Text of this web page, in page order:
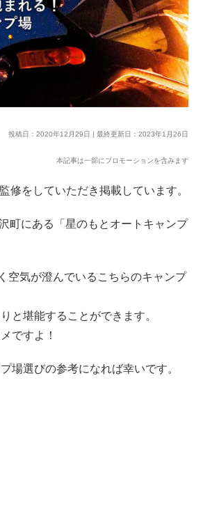
投稿日：2020年12月29日 | 最終更新日：2023年1月26日
本記事は一部にプロモーションを含みます
修をしていただき掲載しています。
町にある「星のもとオートキャンプ
空気が澄んでいるこちらのキャンプ
と堪能することができます。
ですよ！
場選びの参考になれば幸いです。